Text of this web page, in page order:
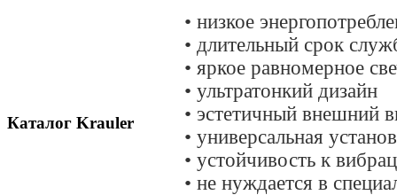
Каталог Krauler
• низкое
• длительный срок
• яркое равномерное
• ультратонкий дизайн
• эстетичный внешний
• универсальная
• устойчивость к
• не нуждается в